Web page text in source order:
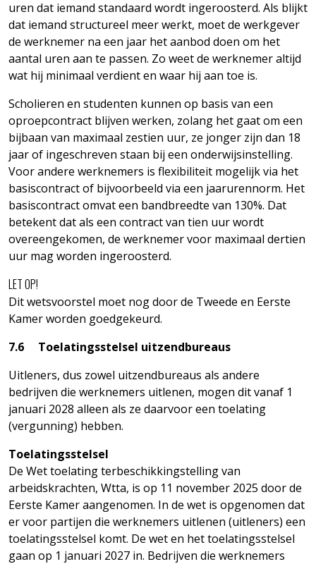
uren dat iemand standaard wordt ingeroosterd. Als blijkt
dat iemand structureel meer werkt, moet de werkgever
de werknemer na een jaar het aanbod doen om het
aantal uren aan te passen. Zo weet de werknemer altijd
wat hij minimaal verdient en waar hij aan toe is.
Scholieren en studenten kunnen op basis van een
oproepcontract blijven werken, zolang het gaat om een
bijbaan van maximaal zestien uur, ze jonger zijn dan 18
jaar of ingeschreven staan bij een onderwijsinstelling.
Voor andere werknemers is flexibiliteit mogelijk via het
basiscontract of bijvoorbeeld via een jaarurennorm. Het
basiscontract omvat een bandbreedte van 130%. Dat
betekent dat als een contract van tien uur wordt
overeengekomen, de werknemer voor maximaal dertien
uur mag worden ingeroosterd.
LET OP!
Dit wetsvoorstel moet nog door de Tweede en Eerste
Kamer worden goedgekeurd.
7.6 Toelatingsstelsel uitzendbureaus
Uitleners, dus zowel uitzendbureaus als andere
bedrijven die werknemers uitlenen, mogen dit vanaf 1
januari 2028 alleen als ze daarvoor een toelating
(vergunning) hebben.
Toelatingsstelsel
De Wet toelating terbeschikkingstelling van
arbeidskrachten, Wtta, is op 11 november 2025 door de
Eerste Kamer aangenomen. In de wet is opgenomen dat
er voor partijen die werknemers uitlenen (uitleners) een
toelatingsstelsel komt. De wet en het toelatingsstelsel
gaan op 1 januari 2027 in. Bedrijven die werknemers